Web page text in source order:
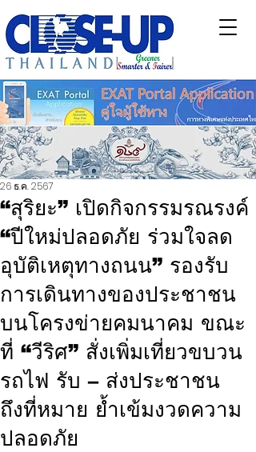
“สุริยะ” เปิดกิจกรรมรณรงค์
“ปีใหม่ปลอดภัย ร่วมใจลด
อุบัติเหตุทางถนน” รองรับ
การเดินทางของประชาชน
บนโครงข่ายคมนาคม ขณะ
ที่ “วีริศ” สั่งเพิ่มเที่ยวขบวน
รถไฟ รับ – ส่งประชาชน
ถึงที่หมาย ย้ำเข้มงวดความ
ปลอดภัย
26 ธ.ค. 2567